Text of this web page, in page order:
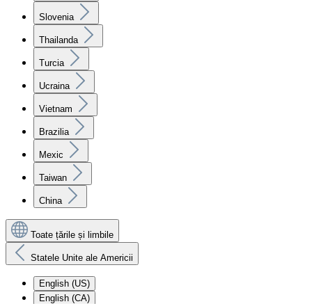
Slovenia
Thailanda
Turcia
Ucraina
Vietnam
Brazilia
Mexic
Taiwan
China
Toate țările și limbile
Statele Unite ale Americii
English (US)
English (CA)